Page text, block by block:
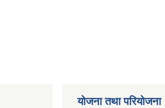
योजना तथा परियोजना